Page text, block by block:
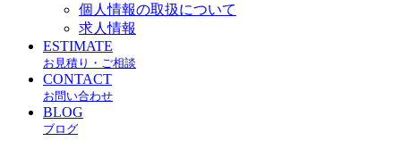
個人情報の取扱について
求人情報
ESTIMATE
お見積り・ご相談
CONTACT
お問い合わせ
BLOG
ブログ